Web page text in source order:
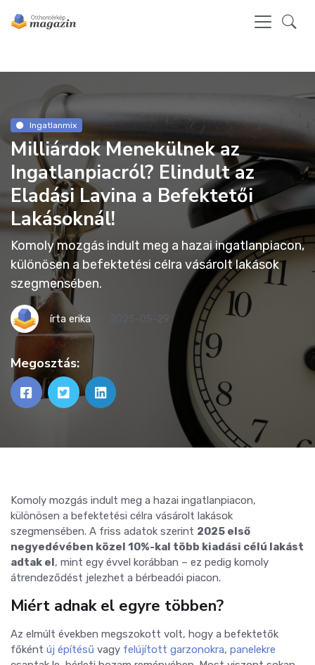
Ingatlanmix
Milliárdok Menekülnek az
Ingatlanpiacról? Elindult az
Eladási Lavina a Befektetői
Lakásoknál!
Komoly mozgás indult meg a hazai ingatlanpiacon,
különösen a befektetési célra vásárolt lakások
szegmensében.
írta erika 2025-05-29
Megosztás:
Komoly mozgás indult meg a hazai ingatlanpiacon,
különösen a befektetési célra vásárolt lakások
szegmensében. A friss adatok szerint 2025 első
negyedévében közel 10%-kal több kiadási célú lakást
adtak el, mint egy évvel korábban – ez pedig komoly
átrendeződést jelezhet a bérbeadói piacon.
Miért adnak el egyre többen?
Az elmúlt években megszokott volt, hogy a befektetők
főként új építésű vagy felújított garzonokra, panelekre